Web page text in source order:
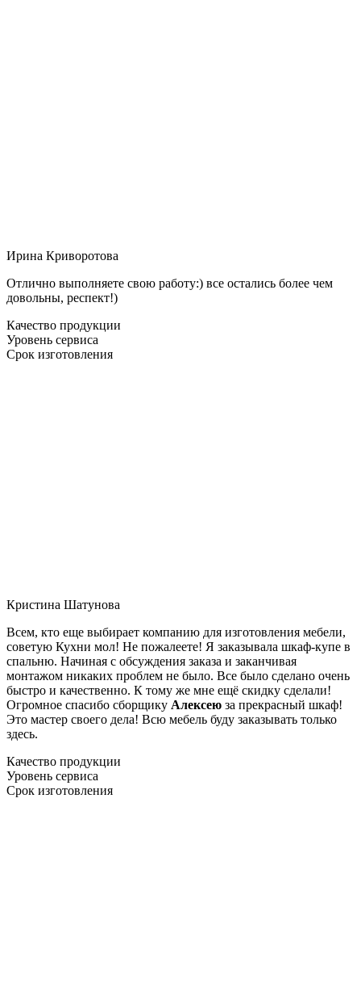
Ирина Криворотова
Отлично выполняете свою работу:) все остались более чем
довольны, респект!)
Качество продукции
Уровень сервиса
Срок изготовления
Кристина Шатунова
Всем, кто еще выбирает компанию для изготовления мебели,
советую Кухни мол! Не пожалеете! Я заказывала шкаф-купе в
спальню. Начиная с обсуждения заказа и заканчивая
монтажом никаких проблем не было. Все было сделано очень
быстро и качественно. К тому же мне ещё скидку сделали!
Огромное спасибо сборщику Алексею за прекрасный шкаф!
Это мастер своего дела! Всю мебель буду заказывать только
здесь.
Качество продукции
Уровень сервиса
Срок изготовления